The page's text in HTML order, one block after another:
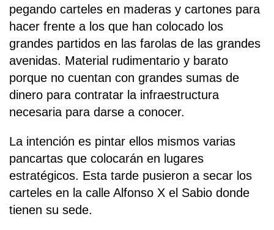
pegando carteles en maderas y cartones para
hacer frente a los que han colocado los
grandes partidos en las farolas de las grandes
avenidas. Material rudimentario y barato
porque no cuentan con grandes sumas de
dinero para contratar la infraestructura
necesaria para darse a conocer.
La intención es pintar ellos mismos varias
pancartas que colocarán en lugares
estratégicos. Esta tarde pusieron a secar los
carteles en la calle Alfonso X el Sabio donde
tienen su sede.